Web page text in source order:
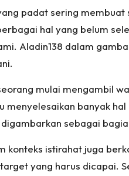
padat sering
hal yang belum
Aladin138 dalam
mulai mengambil
menyelesaikan banyak
digambarkan sebagai
konteks istirahat juga
yang harus dicapai.